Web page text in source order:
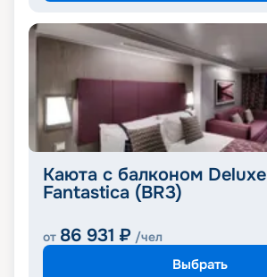
Каюта с балконом Deluxe
Fantastica (BR3)
от 86 931 ₽ /чел
Выбрать